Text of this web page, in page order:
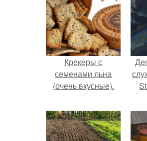
Крекеры с
семенами льна
(очень вкусные).